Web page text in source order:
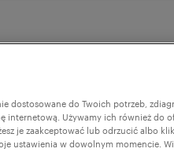
for a breakthrough
dostosowane do Twoich potrzeb,
internetową. Używamy ich również do
je zaakceptować lub odrzucić albo
ustawienia w dowolnym momencie.